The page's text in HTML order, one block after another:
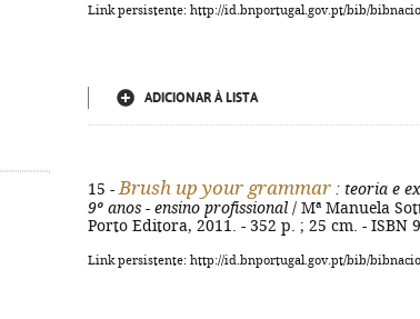
Link persistente: http://id.bnportugal.gov.pt/bib/
ADICIONAR À LISTA
15 - Brush up your grammar : teoria e
9º anos - ensino profissional / Mª Manuela
Porto Editora, 2011. - 352 p. ; 25 cm. - ISBN
Link persistente: http://id.bnportugal.gov.pt/bib/